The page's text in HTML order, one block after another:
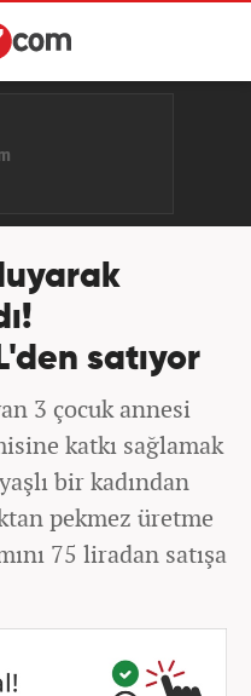
satıyor
3 çocuk annesi
katkı sağlamak
bir kadından
pekmez üretme
75 liradan satışa